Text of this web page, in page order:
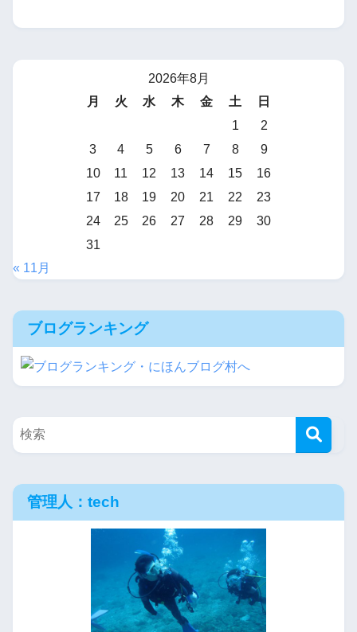
2026年8月
月
火 水 木 金 土
日
1
2
3
4 5 6 7 8
9
10
11 12 13 14 15
16
17
18 19 20 21 22
23
24
25 26 27 28 29
30
31
« 11月
ブログランキング
管理人：tech